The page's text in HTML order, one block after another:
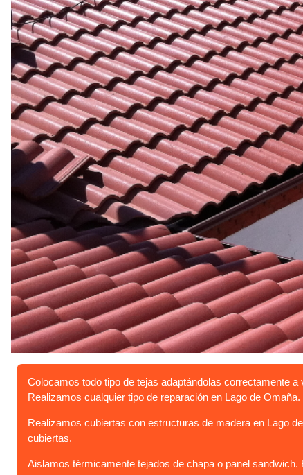
Colocamos todo tipo de tejas adaptándolas correctamente
Realizamos cualquier tipo de reparación en Lago de Omaña.
Realizamos cubiertas con estructuras de madera en Lago
cubiertas.
Aislamos térmicamente tejados de chapa o panel